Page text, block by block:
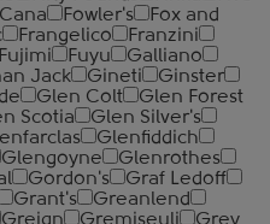
Fowler's
Fox and
Frangelico
Franzini
Fujimi Fuyu
Galliano
Jack Gineti
Ginster
Glen Colt
Glen Forest
Scotia
Glen Silver's
Glenfiddich
Glengoyne
Glenrothes
Gordon's
Graf Ledoff
Grant's
Greanlend